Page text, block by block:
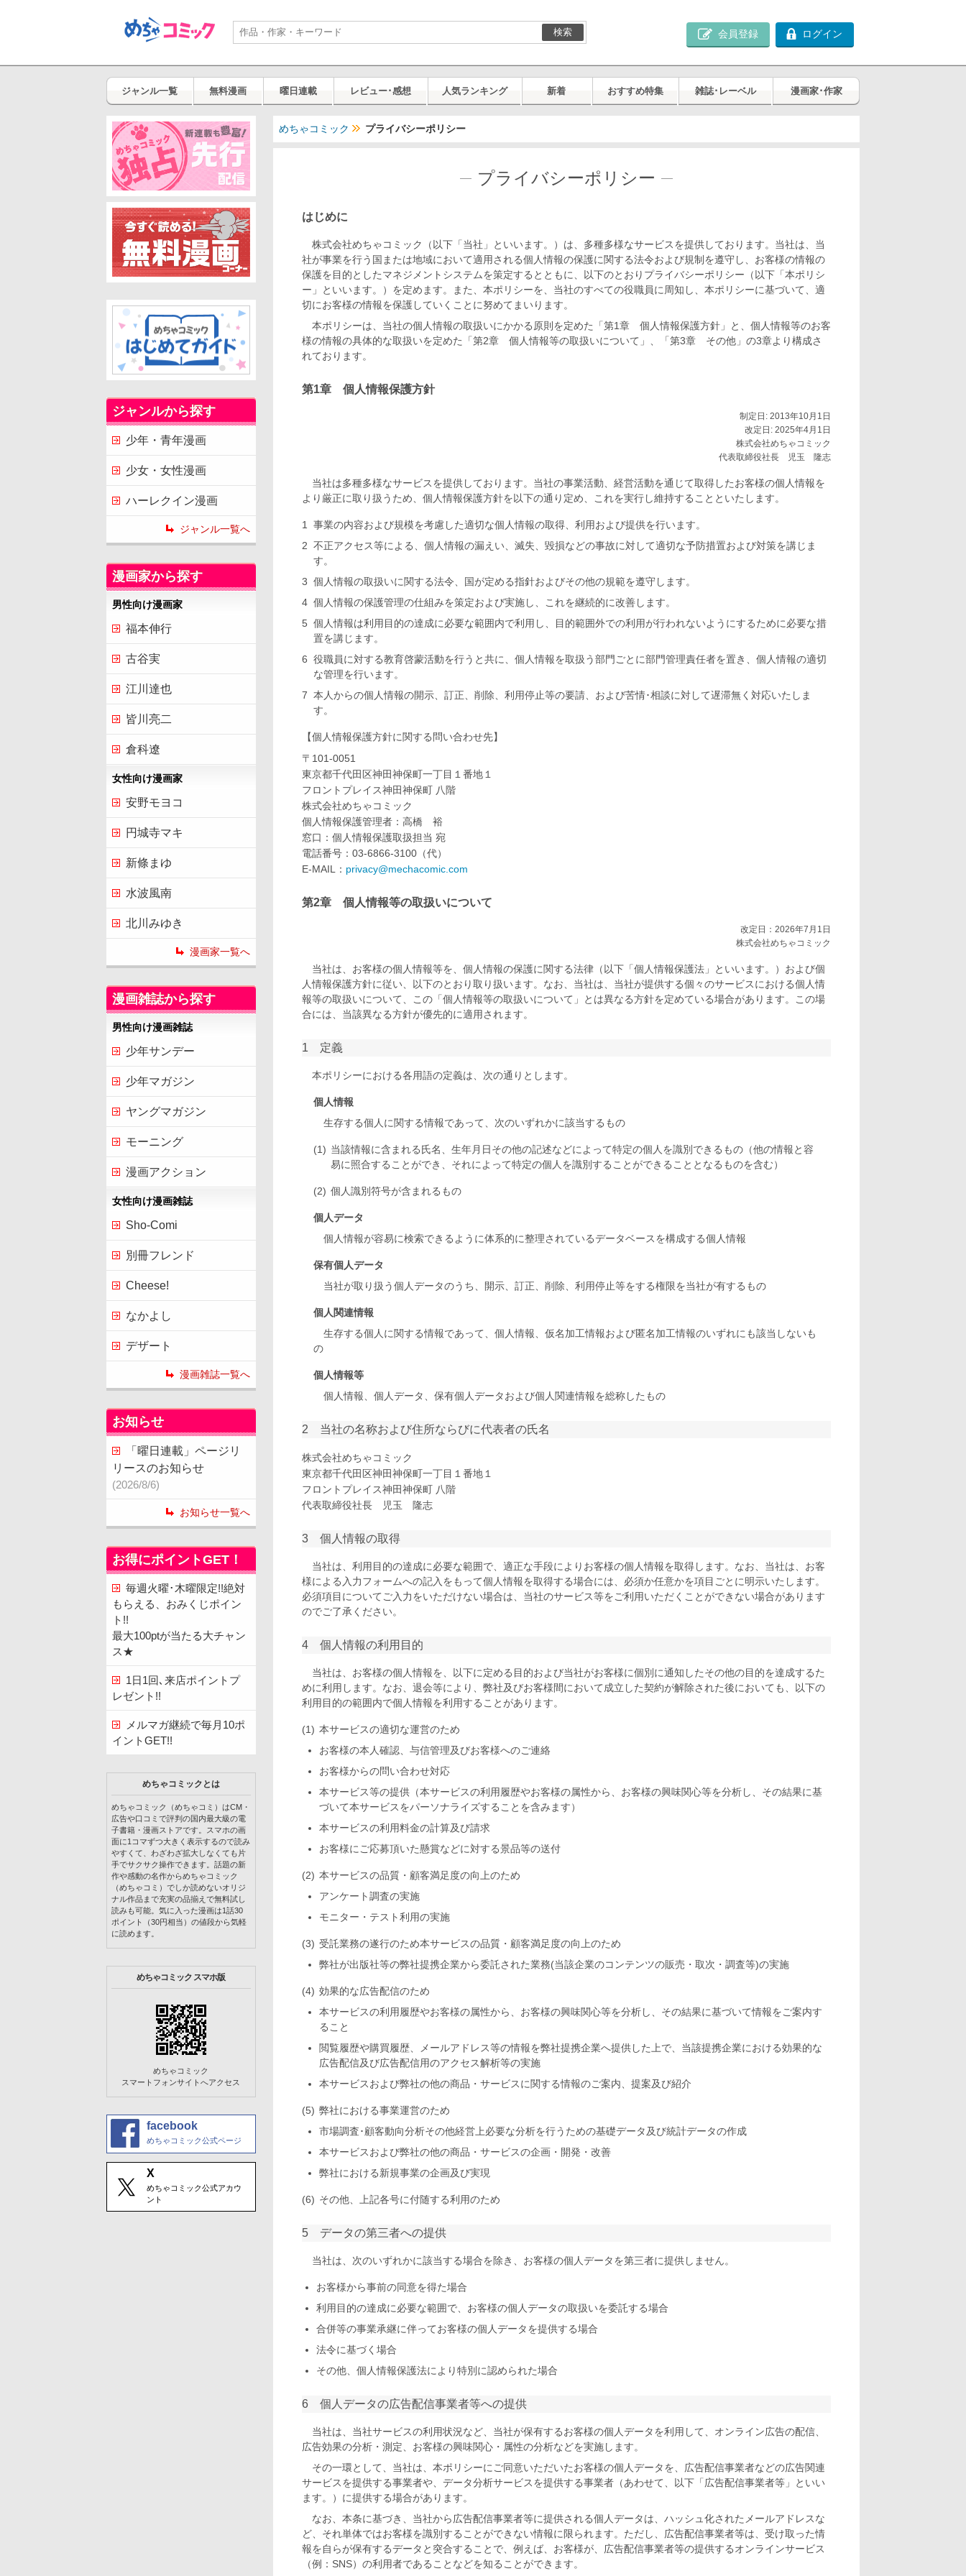
検索 会員登録 ログイン
ジャンル一覧 無料漫画 曜日連載 レビュー･感想 人気ランキング 新着 おすすめ特集 雑誌･レーベル 漫画家･作家
めちゃコミック プライバシーポリシー
プライバシーポリシー
はじめに
株式会社めちゃコミック（以下「当社」といいます。）は、多種多様なサービスを提供しております。当社は、当
社が事業を行う国または地域において適用される個人情報の保護に関する法令および規制を遵守し、お客様の情報の
保護を目的としたマネジメントシステムを策定するとともに、以下のとおりプライバシーポリシー（以下「本ポリシ
ー」といいます。）を定めます。また、本ポリシーを、当社のすべての役職員に周知し、本ポリシーに基づいて、適
切にお客様の情報を保護していくことに努めてまいります。
本ポリシーは、当社の個人情報の取扱いにかかる原則を定めた「第1章 個人情報保護方針」と、個人情報等のお客
様の情報の具体的な取扱いを定めた「第2章 個人情報等の取扱いについて」、「第3章 その他」の3章より構成さ
れております。
第1章 個人情報保護方針
制定日: 2013年10月1日
改定日: 2025年4月1日
株式会社めちゃコミック
代表取締役社長 児玉 隆志
当社は多種多様なサービスを提供しております。当社の事業活動、経営活動を通じて取得したお客様の個人情報を
より厳正に取り扱うため、個人情報保護方針を以下の通り定め、これを実行し維持することといたします。
事業の内容および規模を考慮した適切な個人情報の取得、利用および提供を行います。
不正アクセス等による、個人情報の漏えい、滅失、毀損などの事故に対して適切な予防措置および対策を講じま
す。
個人情報の取扱いに関する法令、国が定める指針およびその他の規範を遵守します。
個人情報の保護管理の仕組みを策定および実施し、これを継続的に改善します。
個人情報は利用目的の達成に必要な範囲内で利用し、目的範囲外での利用が行われないようにするために必要な措
置を講じます。
役職員に対する教育啓蒙活動を行うと共に、個人情報を取扱う部門ごとに部門管理責任者を置き、個人情報の適切
な管理を行います。
本人からの個人情報の開示、訂正、削除、利用停止等の要請、および苦情･相談に対して遅滞無く対応いたしま
す。
【個人情報保護方針に関する問い合わせ先】
〒101-0051
東京都千代田区神田神保町一丁目１番地１
フロントプレイス神田神保町 八階
株式会社めちゃコミック
個人情報保護管理者：高橋 裕
窓口：個人情報保護取扱担当 宛
電話番号：03-6866-3100（代）
E-MAIL： privacy@mechacomic.com
第2章 個人情報等の取扱いについて
改定日：2026年7月1日
株式会社めちゃコミック
当社は、お客様の個人情報等を、個人情報の保護に関する法律（以下「個人情報保護法」といいます。）および個
人情報保護方針に従い、以下のとおり取り扱います。なお、当社は、当社が提供する個々のサービスにおける個人情
報等の取扱いについて、この「個人情報等の取扱いについて」とは異なる方針を定めている場合があります。この場
合には、当該異なる方針が優先的に適用されます。
1 定義
本ポリシーにおける各用語の定義は、次の通りとします。
個人情報
生存する個人に関する情報であって、次のいずれかに該当するもの
当該情報に含まれる氏名、生年月日その他の記述などによって特定の個人を識別できるもの（他の情報と容
易に照合することができ、それによって特定の個人を識別することができることとなるものを含む）
個人識別符号が含まれるもの
個人データ
個人情報が容易に検索できるように体系的に整理されているデータベースを構成する個人情報
保有個人データ
当社が取り扱う個人データのうち、開示、訂正、削除、利用停止等をする権限を当社が有するもの
個人関連情報
生存する個人に関する情報であって、個人情報、仮名加工情報および匿名加工情報のいずれにも該当しないも
の
個人情報等
個人情報、個人データ、保有個人データおよび個人関連情報を総称したもの
2 当社の名称および住所ならびに代表者の氏名
株式会社めちゃコミック
東京都千代田区神田神保町一丁目１番地１
フロントプレイス神田神保町 八階
代表取締役社長 児玉 隆志
3 個人情報の取得
当社は、利用目的の達成に必要な範囲で、適正な手段によりお客様の個人情報を取得します。なお、当社は、お客
様による入力フォームへの記入をもって個人情報を取得する場合には、必須か任意かを項目ごとに明示いたします。
必須項目についてご入力をいただけない場合は、当社のサービス等をご利用いただくことができない場合があります
のでご了承ください。
4 個人情報の利用目的
当社は、お客様の個人情報を、以下に定める目的および当社がお客様に個別に通知したその他の目的を達成するた
めに利用します。なお、退会等により、弊社及びお客様間において成立した契約が解除された後においても、以下の
利用目的の範囲内で個人情報を利用することがあります。
本サービスの適切な運営のため
お客様の本人確認、与信管理及びお客様へのご連絡
お客様からの問い合わせ対応
本サービス等の提供（本サービスの利用履歴やお客様の属性から、お客様の興味関心等を分析し、その結果に基
づいて本サービスをパーソナライズすることを含みます）
本サービスの利用料金の計算及び請求
お客様にご応募頂いた懸賞などに対する景品等の送付
本サービスの品質・顧客満足度の向上のため
アンケート調査の実施
モニター・テスト利用の実施
受託業務の遂行のため本サービスの品質・顧客満足度の向上のため
弊社が出版社等の弊社提携企業から委託された業務(当該企業のコンテンツの販売・取次・調査等)の実施
効果的な広告配信のため
本サービスの利用履歴やお客様の属性から、お客様の興味関心等を分析し、その結果に基づいて情報をご案内す
ること
閲覧履歴や購買履歴、メールアドレス等の情報を弊社提携企業へ提供した上で、当該提携企業における効果的な
広告配信及び広告配信用のアクセス解析等の実施
本サービスおよび弊社の他の商品・サービスに関する情報のご案内、提案及び紹介
弊社における事業運営のため
市場調査･顧客動向分析その他経営上必要な分析を行うための基礎データ及び統計データの作成
本サービスおよび弊社の他の商品・サービスの企画・開発・改善
弊社における新規事業の企画及び実現
その他、上記各号に付随する利用のため
5 データの第三者への提供
当社は、次のいずれかに該当する場合を除き、お客様の個人データを第三者に提供しません。
お客様から事前の同意を得た場合
利用目的の達成に必要な範囲で、お客様の個人データの取扱いを委託する場合
合併等の事業承継に伴ってお客様の個人データを提供する場合
法令に基づく場合
その他、個人情報保護法により特別に認められた場合
6 個人データの広告配信事業者等への提供
当社は、当社サービスの利用状況など、当社が保有するお客様の個人データを利用して、オンライン広告の配信、
広告効果の分析・測定、お客様の興味関心・属性の分析などを実施します。
その一環として、当社は、本ポリシーにご同意いただいたお客様の個人データを、広告配信事業者などの広告関連
サービスを提供する事業者や、データ分析サービスを提供する事業者（あわせて、以下「広告配信事業者等」といい
ます。）に提供する場合があります。
なお、本条に基づき、当社から広告配信事業者等に提供される個人データは、ハッシュ化されたメールアドレスな
ど、それ単体ではお客様を識別することができない情報に限られます。ただし、広告配信事業者等は、受け取った情
報を自らが保有するデータと突合することで、例えば、お客様が、広告配信事業者等の提供するオンラインサービス
（例：SNS）の利用者であることなどを知ることができます。
ジャンルから探す
少年・青年漫画
少女・女性漫画
ハーレクイン漫画
ジャンル一覧へ
漫画家から探す
男性向け漫画家
福本伸行
古谷実
江川達也
皆川亮二
倉科遼
女性向け漫画家
安野モヨコ
円城寺マキ
新條まゆ
水波風南
北川みゆき
漫画家一覧へ
漫画雑誌から探す
男性向け漫画雑誌
少年サンデー
少年マガジン
ヤングマガジン
モーニング
漫画アクション
女性向け漫画雑誌
Sho-Comi
別冊フレンド
Cheese!
なかよし
デザート
漫画雑誌一覧へ
お知らせ
「曜日連載」ページリ
リースのお知らせ
(2026/8/6)
お知らせ一覧へ
お得にポイントGET！
毎週火曜･木曜限定!!絶対
もらえる、おみくじポイン
ト!!
最大100ptが当たる大チャン
ス★
1日1回､来店ポイントプ
レゼント!!
メルマガ継続で毎月10ポ
イントGET!!
めちゃコミックとは
めちゃコミック（めちゃコミ）はCM・
広告や口コミで評判の国内最大級の電
子書籍・漫画ストアです。スマホの画
面に1コマずつ大きく表示するので読み
やすくて、わざわざ拡大しなくても片
手でサクサク操作できます。話題の新
作や感動の名作からめちゃコミック
（めちゃコミ）でしか読めないオリジ
ナル作品まで充実の品揃えで無料試し
読みも可能。気に入った漫画は1話30
ポイント（30円相当）の値段から気軽
に読めます。
めちゃコミック スマホ版
めちゃコミック
スマートフォンサイトへアクセス
facebook
めちゃコミック公式ページ
X
めちゃコミック公式アカウ
ント